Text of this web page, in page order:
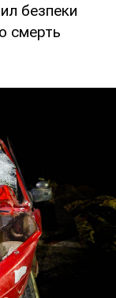
безпеки
смерть